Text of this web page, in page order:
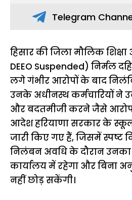
Telegram
हिसार की जिला मौलिक शिक्षा
DEEO Suspended) निर्मल
लगे गंभीर आरोपों के बाद
उनके अधीनस्थ कर्मचारियों ने
और बदतमीजी करने जैसे
आदेश हरियाणा सरकार के स्कूल
जारी किए गए हैं, जिसमें स्पष्ट
निलंबन अवधि के दौरान
कार्यालय में रहेगा और बिना
नहीं छोड़ सकेंगी।